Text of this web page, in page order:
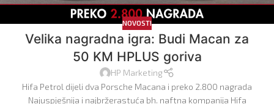
NOVOSTI
Velika nagradna igra: Budi Macan za
50 KM HPLUS goriva
HP Marketing
Hifa Petrol dijeli dva Porsche Macana i preko 2.800 nagrada
Najuspješnija i najbržerastuća bh. naftna kompanija Hifa